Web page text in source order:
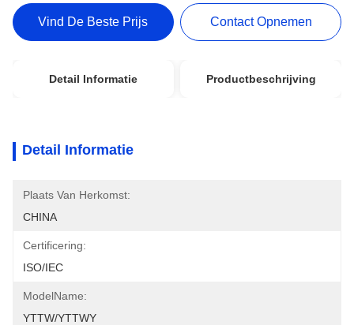
Vind De Beste Prijs Contact Opnemen
Detail Informatie Productbeschrijving
Detail Informatie
Plaats Van Herkomst:
CHINA
Certificering:
ISO/IEC
ModelName:
YTTW/YTTWY